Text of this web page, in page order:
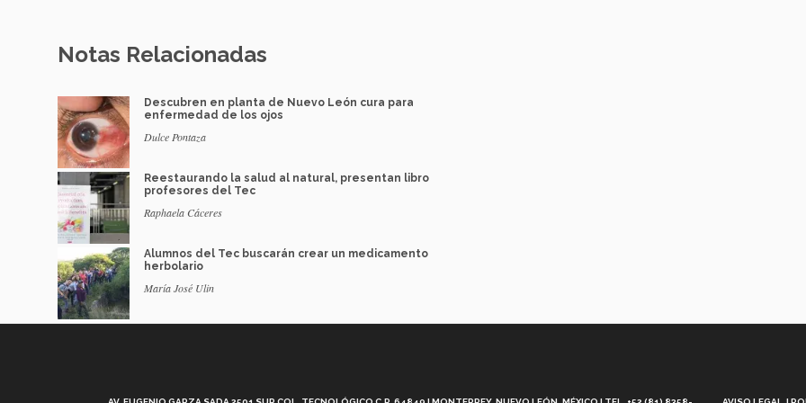
Notas Relacionadas
Descubren en planta de Nuevo León cura para
enfermedad de los ojos
Dulce Pontaza
Reestaurando la salud al natural, presentan libro
profesores del Tec
Raphaela Cáceres
Alumnos del Tec buscarán crear un medicamento
herbolario
María José Ulin